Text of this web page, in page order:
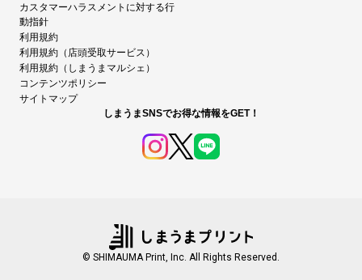
カスタマーハラスメントに対する行
動指針
利用規約
利用規約（店頭受取サービス）
利用規約（しまうまマルシェ）
コンテンツポリシー
サイトマップ
しまうまSNSでお得な情報をGET！
© SHIMAUMA Print, Inc. All Rights Reserved.